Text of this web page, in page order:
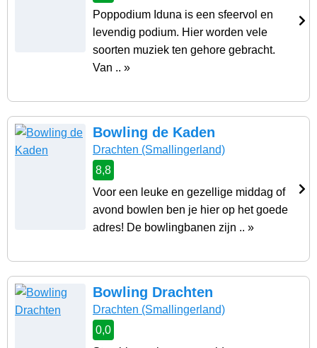
Poppodium Iduna is een sfeervol en
levendig podium. Hier worden vele
soorten muziek ten gehore gebracht.
Van .. »
Bowling de Kaden
Drachten (Smallingerland)
8,8
Voor een leuke en gezellige middag of
avond bowlen ben je hier op het goede
adres! De bowlingbanen zijn .. »
Bowling Drachten
Drachten (Smallingerland)
0,0